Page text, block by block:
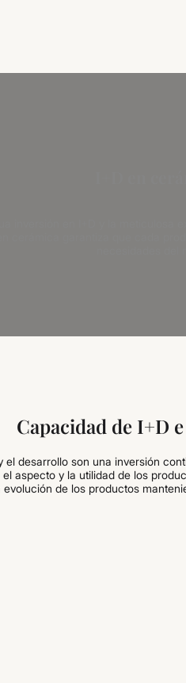
Capacidad de I+D
desarrollo son una inversión
aspecto y la utilidad de los
de los productos